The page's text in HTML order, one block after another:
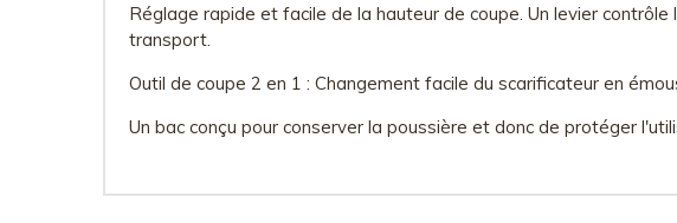
Réglage rapide et facile de la hauteur de coupe. Un levier
transport.
Outil de coupe 2 en 1 : Changement facile du scarificateur en
Un bac conçu pour conserver la poussière et donc de protéger